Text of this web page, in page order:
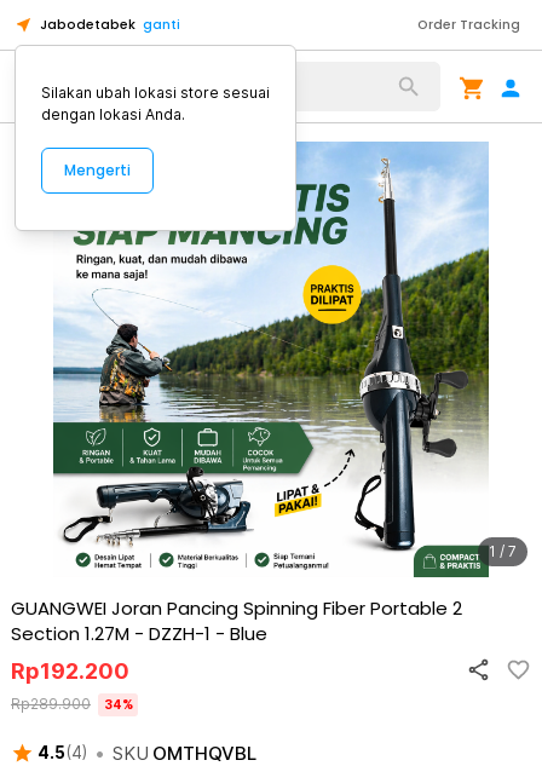
Jabodetabek ganti Order Tracking
Alat Kopi
1 / 7
GUANGWEI Joran Pancing Spinning Fiber Portable 2
Section 1.27M - DZZH-1 - Blue
4.5(4) • SKU OMTHQVBL
Rp192.200
Rp289.900 34%
Silakan ubah lokasi store sesuai
dengan lokasi Anda.
Mengerti